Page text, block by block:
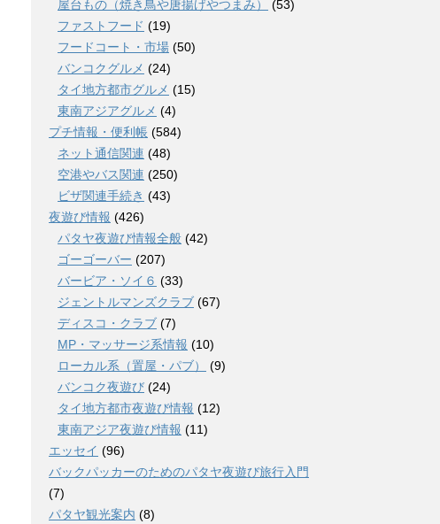
屋台もの（焼き鳥や唐揚げやつまみ）
(53)
ファストフード (19)
フードコート・市場 (50)
バンコクグルメ (24)
タイ地方都市グルメ (15)
東南アジアグルメ (4)
プチ情報・便利帳 (584)
ネット通信関連 (48)
空港やバス関連 (250)
ビザ関連手続き (43)
夜遊び情報 (426)
パタヤ夜遊び情報全般 (42)
ゴーゴーバー (207)
バービア・ソイ６ (33)
ジェントルマンズクラブ (67)
ディスコ・クラブ (7)
MP・マッサージ系情報 (10)
ローカル系（置屋・パブ）
(9)
バンコク夜遊び (24)
タイ地方都市夜遊び情報 (12)
東南アジア夜遊び情報 (11)
エッセイ (96)
バックパッカーのためのパタヤ夜遊び旅行入門
(7)
パタヤ観光案内 (8)